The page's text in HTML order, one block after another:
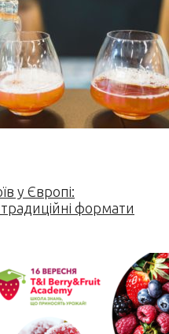
у Європі:
формати